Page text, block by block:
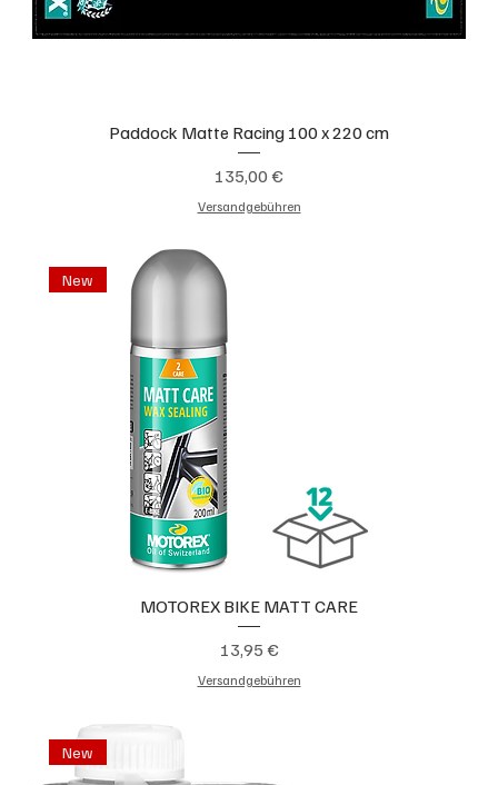
Paddock Matte Racing 100 x 220 cm
Preis
135,00 €
Versandgebühren
New
MOTOREX BIKE MATT CARE
Preis
13,95 €
Versandgebühren
New